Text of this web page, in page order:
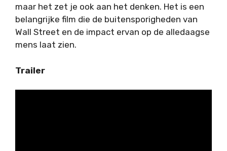
maar het zet je ook aan het denken. Het is een
belangrijke film die de buitensporigheden van
Wall Street en de impact ervan op de alledaagse
mens laat zien.
Trailer